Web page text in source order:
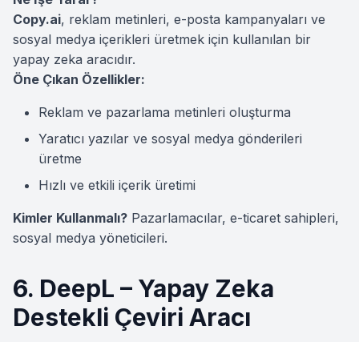
Copy.ai, reklam metinleri, e-posta kampanyaları ve
sosyal medya içerikleri üretmek için kullanılan bir
yapay zeka aracıdır.
Öne Çıkan Özellikler:
Reklam ve pazarlama metinleri oluşturma
Yaratıcı yazılar ve sosyal medya gönderileri
üretme
Hızlı ve etkili içerik üretimi
Kimler Kullanmalı? Pazarlamacılar, e-ticaret sahipleri,
sosyal medya yöneticileri.
6. DeepL – Yapay Zeka
Destekli Çeviri Aracı